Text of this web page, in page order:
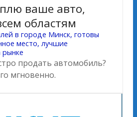
ваше авто,
областям
в городе Минск, готовы
место, лучшие
продать автомобиль?
мгновенно.